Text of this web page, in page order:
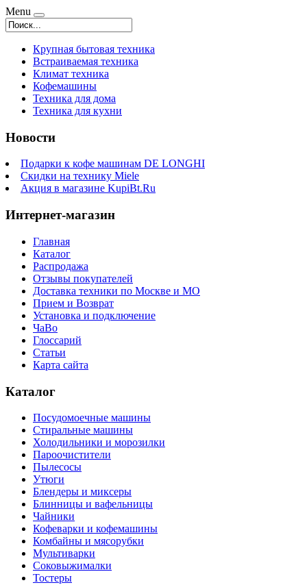
Menu
Крупная бытовая техника
Встраиваемая техника
Климат техника
Кофемашины
Техника для дома
Техника для кухни
Новости
Подарки к кофе машинам DE LONGHI
Скидки на технику Miele
Акция в магазине KupiBt.Ru
Интернет-магазин
Главная
Каталог
Распродажа
Отзывы покупателей
Доставка техники по Москве и МО
Прием и Возврат
Установка и подключение
ЧаВо
Глоссарий
Статьи
Карта сайта
Каталог
Посудомоечные машины
Стиральные машины
Холодильники и морозилки
Пароочистители
Пылесосы
Утюги
Блендеры и миксеры
Блинницы и вафельницы
Чайники
Кофеварки и кофемашины
Комбайны и мясорубки
Мультиварки
Соковыжималки
Тостеры